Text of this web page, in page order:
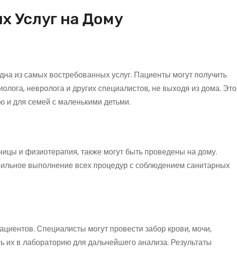
Услуг на Дому
из самых востребованных услуг. Пациенты могут получить
невролога и других специалистов, не выходя из дома. Это
и для семей с маленькими детьми.
и физиотерапия, также могут быть проведены на дому.
выполнение всех процедур с соблюдением санитарных
Специалисты могут провести забор крови, мочи,
их в лабораторию для дальнейшего анализа. Результаты